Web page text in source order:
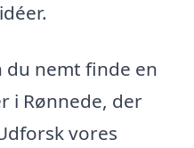
du nemt finde en
i Rønnede, der
vores